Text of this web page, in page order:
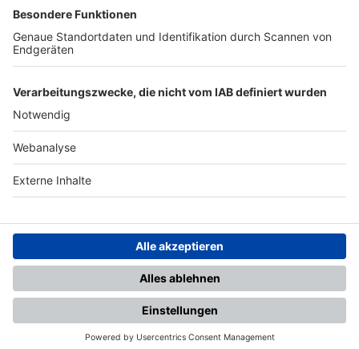
Nutzungsbedingungen Datenschutz Impressum